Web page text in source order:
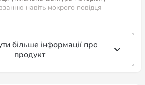
навіть мокрого повідця
більше інформації про
продукт